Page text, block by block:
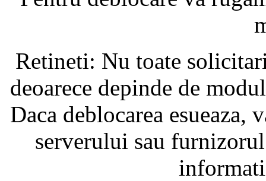
Retineti: Nu toate
deoarece depinde de
Daca deblocarea
serverului sau